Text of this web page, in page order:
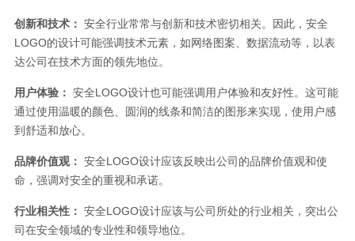
创新和技术： 安全行业常常与创新和技术密切相关。因此，安全
LOGO的设计可能强调技术元素，如网络图案、数据流动等，以表
达公司在技术方面的领先地位。
用户体验： 安全LOGO设计也可能强调用户体验和友好性。这可能
通过使用温暖的颜色、圆润的线条和简洁的图形来实现，使用户感
到舒适和放心。
品牌价值观： 安全LOGO设计应该反映出公司的品牌价值观和使
命，强调对安全的重视和承诺。
行业相关性： 安全LOGO设计应该与公司所处的行业相关，突出公
司在安全领域的专业性和领导地位。